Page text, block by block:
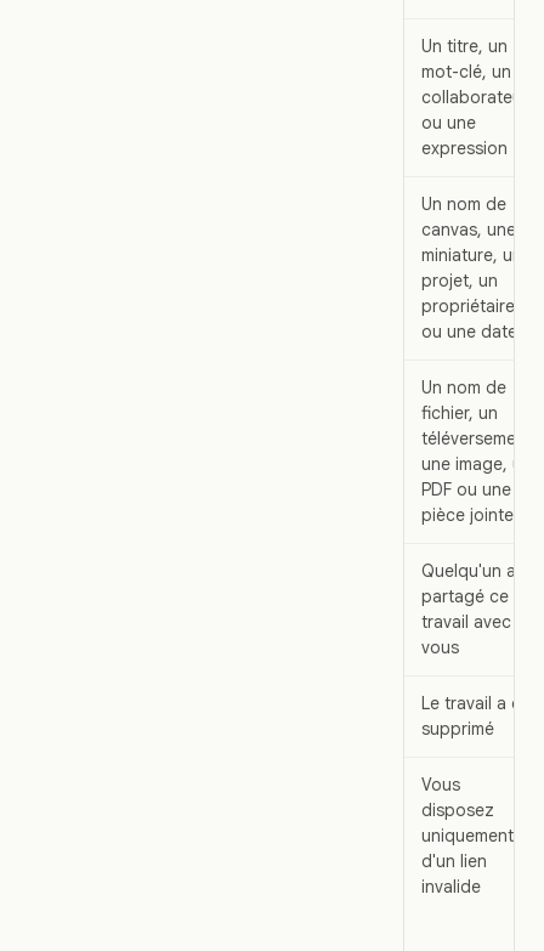
Un titre, un
mot-clé, un
collaborateur
ou une
expression
Un nom de
canvas, une
miniature, un
projet, un
propriétaire
ou une date
Un nom de
fichier, un
téléversement,
une image, un
PDF ou une
pièce jointe
Quelqu'un a
partagé ce
travail avec
vous
Le travail a été
supprimé
Vous
disposez
uniquement
d'un lien
invalide